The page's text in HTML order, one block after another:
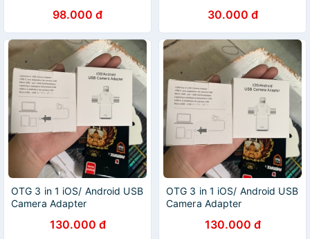
chuột bàn phím âm thanh
máy tính
98.000 đ 30.000 đ
OTG 3 in 1 iOS/ Android USB
Camera Adapter
130.000 đ
OTG 3 in 1 iOS/ Android USB
Camera Adapter
130.000 đ